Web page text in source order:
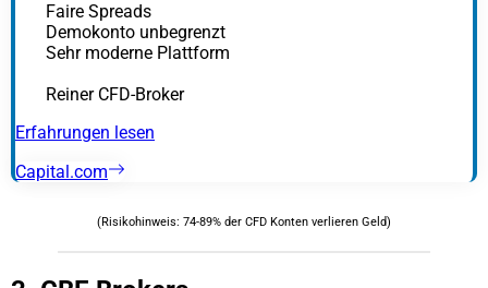
Faire Spreads
Demokonto unbegrenzt
Sehr moderne Plattform
Reiner CFD-Broker
Erfahrungen lesen
Capital.com
(Risikohinweis: 74-89% der CFD Konten verlieren Geld)